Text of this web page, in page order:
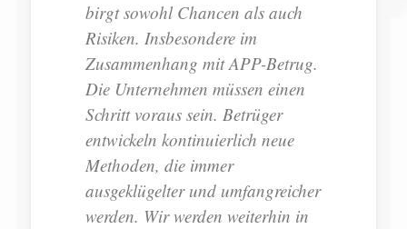
birgt sowohl Chancen als auch
Risiken. Insbesondere im
Zusammenhang mit APP-Betrug.
Die Unternehmen müssen einen
Schritt voraus sein. Betrüger
entwickeln kontinuierlich neue
Methoden, die immer
ausgeklügelter und umfangreicher
werden. Wir werden weiterhin in